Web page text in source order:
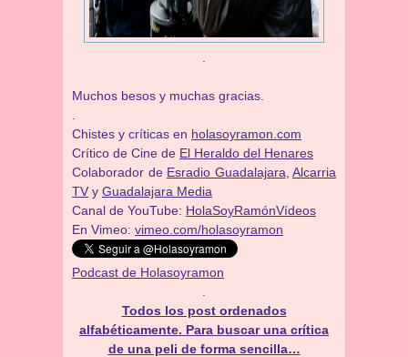
Muchos besos y muchas gracias.
Chistes y críticas en holasoyramon.com
Crítico de Cine de El Heraldo del Henares
​​Colaborador de Esradio Guadalajara Alcarria
TV y Guadalajara Media
Canal de YouTube: HolaSoyRamónVídeos
En Vimeo: vimeo.com/holasoyramon
Podcast de Holasoyramon
Todos los post ordenados
alfabéticamente. Para buscar una crítica
de una peli de forma sencilla…